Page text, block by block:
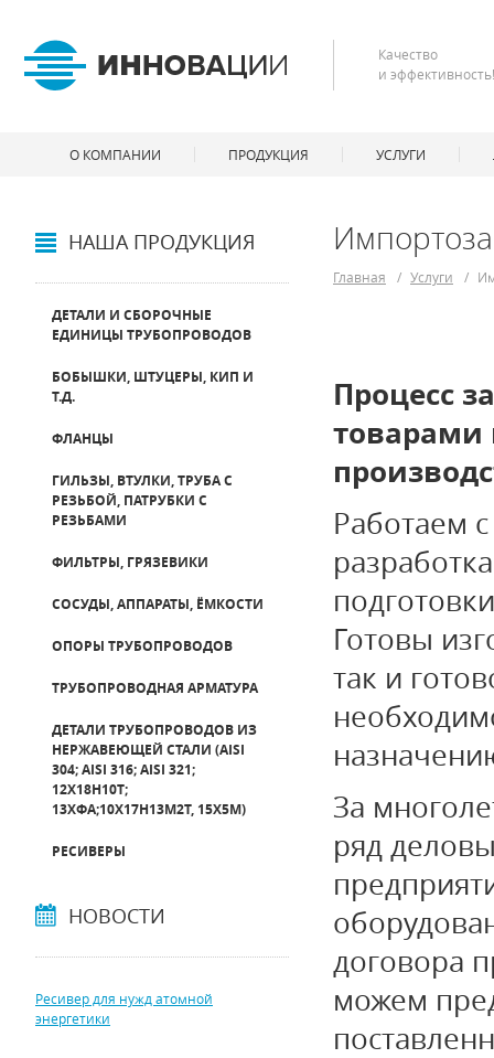
НАША ПРОДУКЦИЯ
ДЕТАЛИ И СБОРОЧНЫЕ
ЕДИНИЦЫ ТРУБОПРОВОДОВ
БОБЫШКИ, ШТУЦЕРЫ, КИП И
Т.Д.
ФЛАНЦЫ
ГИЛЬЗЫ, ВТУЛКИ, ТРУБА С
РЕЗЬБОЙ, ПАТРУБКИ С
РЕЗЬБАМИ
ФИЛЬТРЫ, ГРЯЗЕВИКИ
СОСУДЫ, АППАРАТЫ, ЁМКОСТИ
ОПОРЫ ТРУБОПРОВОДОВ
ТРУБОПРОВОДНАЯ АРМАТУРА
ДЕТАЛИ ТРУБОПРОВОДОВ ИЗ
НЕРЖАВЕЮЩЕЙ СТАЛИ (AISI
304; AISI 316; AISI 321;
12Х18Н10Т;
13ХФА;10Х17Н13М2Т, 15Х5М)
РЕСИВЕРЫ
НОВОСТИ
Ресивер для нужд атомной
энергетики
Главная / Услуги /
Процесс
товарами
Работаем
Готовы
так и
За
ряд
договора
можем
Качество
и эффективность!
О КОМПАНИИ ПРОДУКЦИЯ УСЛУГИ